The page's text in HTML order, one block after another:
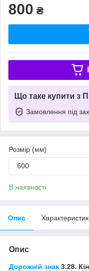
800 ₴
Що таке купити з
Замовлення під
Розмір (мм)
600
В наявності
Опис
Опис
Дорожній знак 3.28.